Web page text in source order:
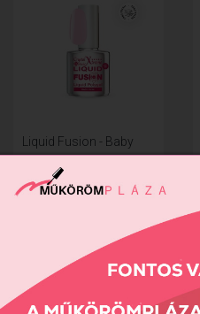
Liquid Fusion - Baby
Pink 13...
4990 Ft